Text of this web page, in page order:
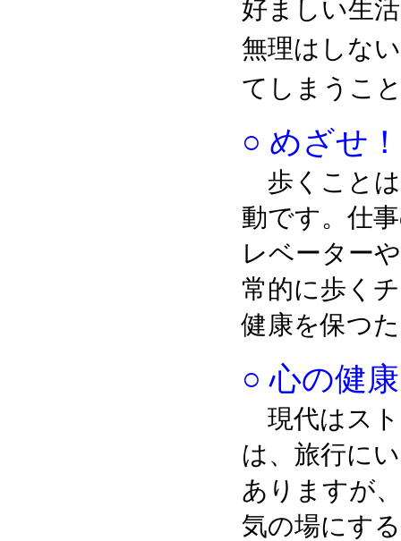
好ましい生
無理はしな
てしまうこ
○ めざせ
歩くことは
動です。仕
レベーター
常的に歩く
健康を保つ
○ 心の健
現代はスト
は、旅行に
ありますが
気の場にす